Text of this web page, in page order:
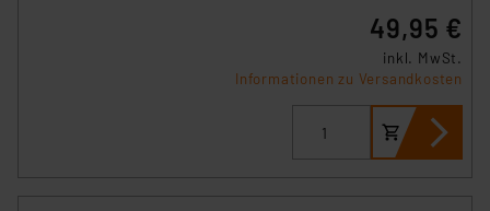
49,95 €
inkl. MwSt.
Informationen zu Versandkosten